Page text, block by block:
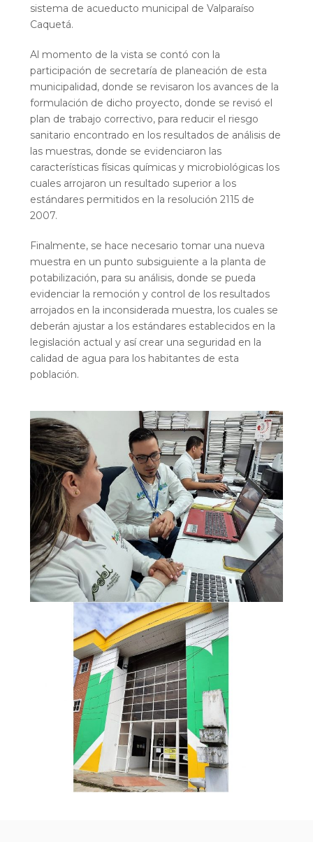
sistema de acueducto municipal de Valparaíso
Caquetá.
Al momento de la vista se contó con la
participación de secretaría de planeación de esta
municipalidad, donde se revisaron los avances de la
formulación de dicho proyecto, donde se revisó el
plan de trabajo correctivo, para reducir el riesgo
sanitario encontrado en los resultados de análisis de
las muestras, donde se evidenciaron las
características físicas químicas y microbiológicas los
cuales arrojaron un resultado superior a los
estándares permitidos en la resolución 2115 de
2007.
Finalmente, se hace necesario tomar una nueva
muestra en un punto subsiguiente a la planta de
potabilización, para su análisis, donde se pueda
evidenciar la remoción y control de los resultados
arrojados en la inconsiderada muestra, los cuales se
deberán ajustar a los estándares establecidos en la
legislación actual y así crear una seguridad en la
calidad de agua para los habitantes de esta
población.